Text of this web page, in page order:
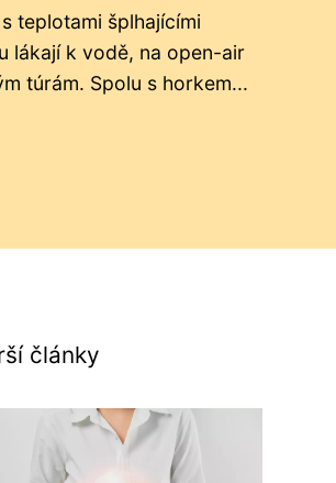
teplotami šplhajícími
lákají k vodě, na open-air
túrám. Spolu s horkem...
články